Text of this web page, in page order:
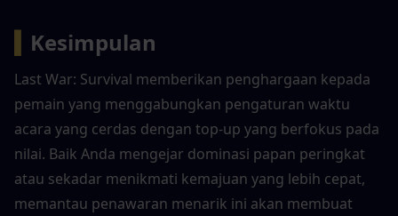
Kesimpulan
Last War: Survival memberikan penghargaan kepada
pemain yang menggabungkan pengaturan waktu
acara yang cerdas dengan top-up yang berfokus pada
nilai. Baik Anda mengejar dominasi papan peringkat
atau sekadar menikmati kemajuan yang lebih cepat,
memantau penawaran menarik ini akan membuat